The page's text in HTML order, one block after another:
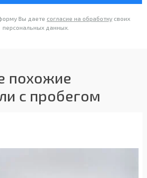
Вы даете согласие на обработку своих
персональных данных.
похожие
с пробегом